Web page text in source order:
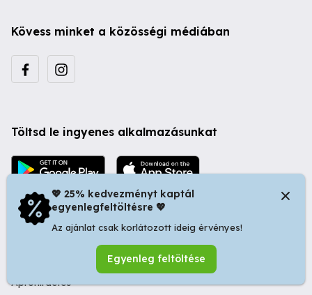
Kövess minket a közösségi médiában
Töltsd le ingyenes alkalmazásunkat
© 2026 Startapró S.R.L. | Bulevardul Dacia nr 34, Oradea
410346, Romania | Tax ID: RO44483373 -
Ingyenes
Apróhirdetés
💖 25% kedvezményt kaptál
egyenlegfeltöltésre 💖
Az ajánlat csak korlátozott ideig érvényes!
Egyenleg feltöltése